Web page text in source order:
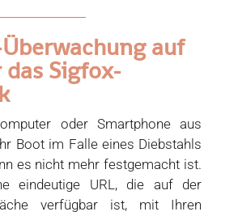
auf
das Sigfox-
oder Smartphone aus
Boot im Falle eines Diebstahls
es nicht mehr festgemacht ist.
eindeutige URL, die auf der
verfügbar ist, mit Ihren